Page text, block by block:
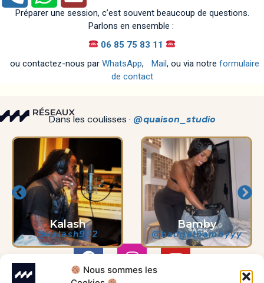
Nous sommes les
Préparer une session, c’est souvent beaucoup de questions.
Parlons en ensemble :
06 85 75 83 11
ou contactez-nous par WhatsApp, Mail, ou via notre formulaire
de contact
RÉSEAUX
Dans les coulisses · @quaison_studio
Bamby
@badgalbambyyy
Kalash